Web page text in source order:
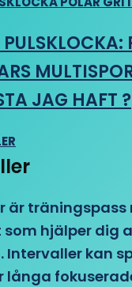
JAG HAFT ?
är träningspass
hjälper dig
Intervaller kan
långa